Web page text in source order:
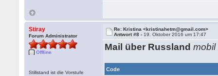
Stiray
Forum Administrator
Offline
Stillstand ist die Vorstufe
Re: Kristina <kristinahetm@gmail.com>
Antwort #8 - 19. Oktober 2016 um 17:47
Mail über Russland mobil
Code